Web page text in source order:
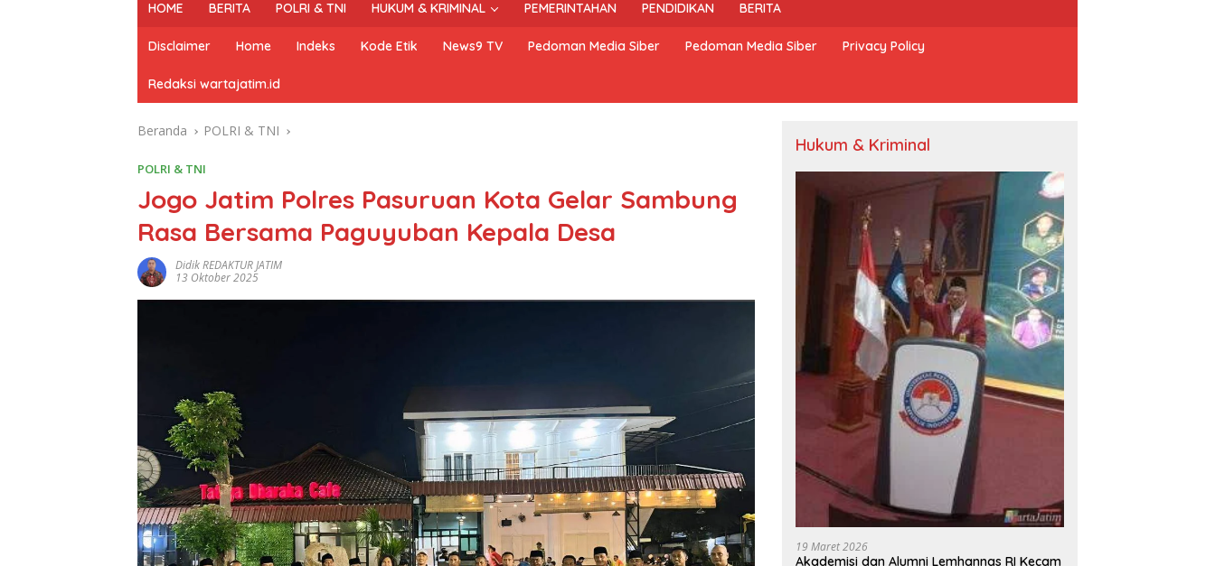
HOME BERITA POLRI & TNI HUKUM & KRIMINAL PEMERINTAHAN PENDIDIKAN BERITA
Disclaimer Home Indeks Kode Etik News9 TV Pedoman Media Siber Pedoman Media Siber Privacy Policy
Redaksi wartajatim.id
Beranda POLRI & TNI
POLRI & TNI
Jogo Jatim Polres Pasuruan Kota Gelar Sambung
Rasa Bersama Paguyuban Kepala Desa
Didik REDAKTUR JATIM
13 Oktober 2025
Hukum & Kriminal
19 Maret 2026
Akademisi dan Alumni Lemhannas RI Kecam